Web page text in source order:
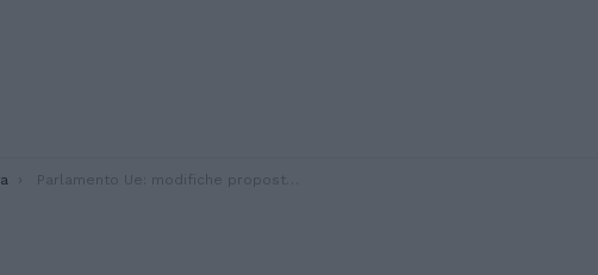
Parlamento Ue: modifiche proposta direttiva datori lavoro di irregolari e Carta Blu